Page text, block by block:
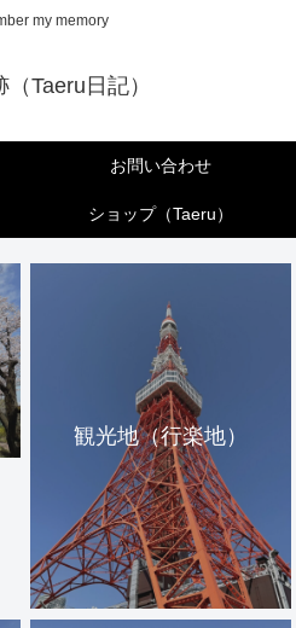
my memory
Taeru日記）
お問い合わせ
ショップ（Taeru）
観光地（行楽地）